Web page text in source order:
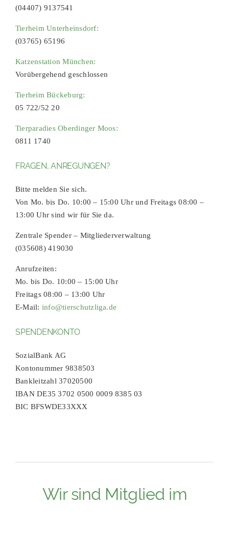
(04407) 9137541
Tierheim Unterheinsdorf:
(03765) 65196
Katzenstation München:
Vorübergehend geschlossen
Tierheim Bückeburg:
05 722/52 20
Tierparadies Oberdinger Moos:
0811 1740
FRAGEN, ANREGUNGEN?
Bitte melden Sie sich.
Von Mo. bis Do. 10:00 – 15:00 Uhr und Freitags 08:00 –
13:00 Uhr sind wir für Sie da.
Zentrale Spender – Mitgliederverwaltung
(035608) 419030
Anrufzeiten:
Mo. bis Do. 10:00 – 15:00 Uhr
Freitags 08:00 – 13:00 Uhr
E-Mail: info@tierschutzliga.de
SPENDENKONTO
SozialBank AG
Kontonummer 9838503
Bankleitzahl 37020500
IBAN DE35 3702 0500 0009 8385 03
BIC BFSWDE33XXX
Wir sind Mitglied im